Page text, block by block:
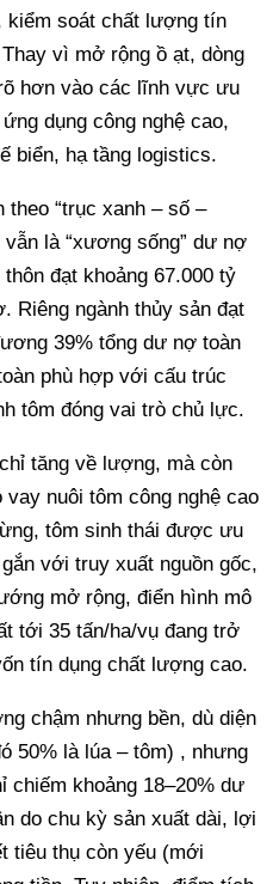
kiểm soát chất lượng tín
vì mở rộng ồ ạt, dòng
hơn vào các lĩnh vực ưu
dụng công nghệ cao,
biển, hạ tầng logistics.
“trục xanh – số –
là “xương sống” dư nợ
đạt khoảng 67.000 tỷ
Riêng ngành thủy sản đạt
39% tổng dư nợ toàn
phù hợp với cấu trúc
tôm đóng vai trò chủ lực.
tăng về lượng, mà còn
nuôi tôm công nghệ cao
tôm sinh thái được ưu
với truy xuất nguồn gốc,
mở rộng, điển hình mô
tới 35 tấn/ha/vụ đang trở
tín dụng chất lượng cao.
chậm nhưng bền, dù diện
50% là lúa – tôm) , nhưng
chiếm khoảng 18–20% dư
do chu kỳ sản xuất dài, lợi
tiêu thụ còn yếu (mới